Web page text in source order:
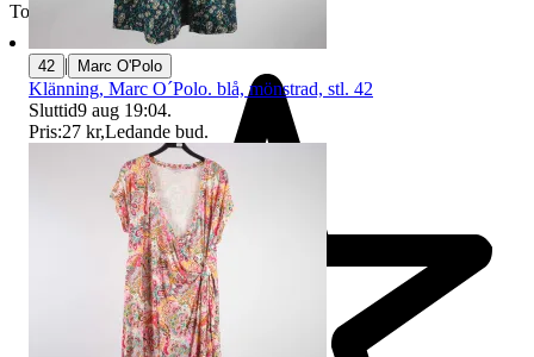
Toppsäljare
42 | Marc O'Polo
Klänning, Marc O´Polo. blå, mönstrad, stl. 42
Sluttid9 aug 19:04.
Pris:27 kr,Ledande bud.